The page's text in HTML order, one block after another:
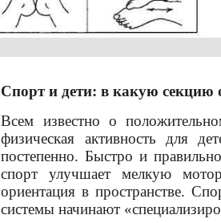
Спорт и дети: в какую секцию
Всем известно о
физическая активность для
постепенно. Быстро и
спорт улучшает мелкую
ориентация в пространстве.
системы начинают